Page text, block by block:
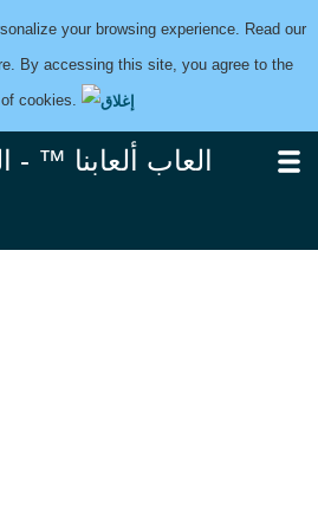
your browsing experience. Read our
By accessing this site, you agree to the
cookies.
العاب ألعابنا ™ -